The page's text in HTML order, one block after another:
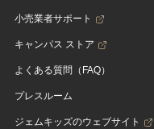
小売業者サポート
キャンパス ストア
よくある質問（FAQ）
プレスルーム
ジェムキッズのウェブサイト